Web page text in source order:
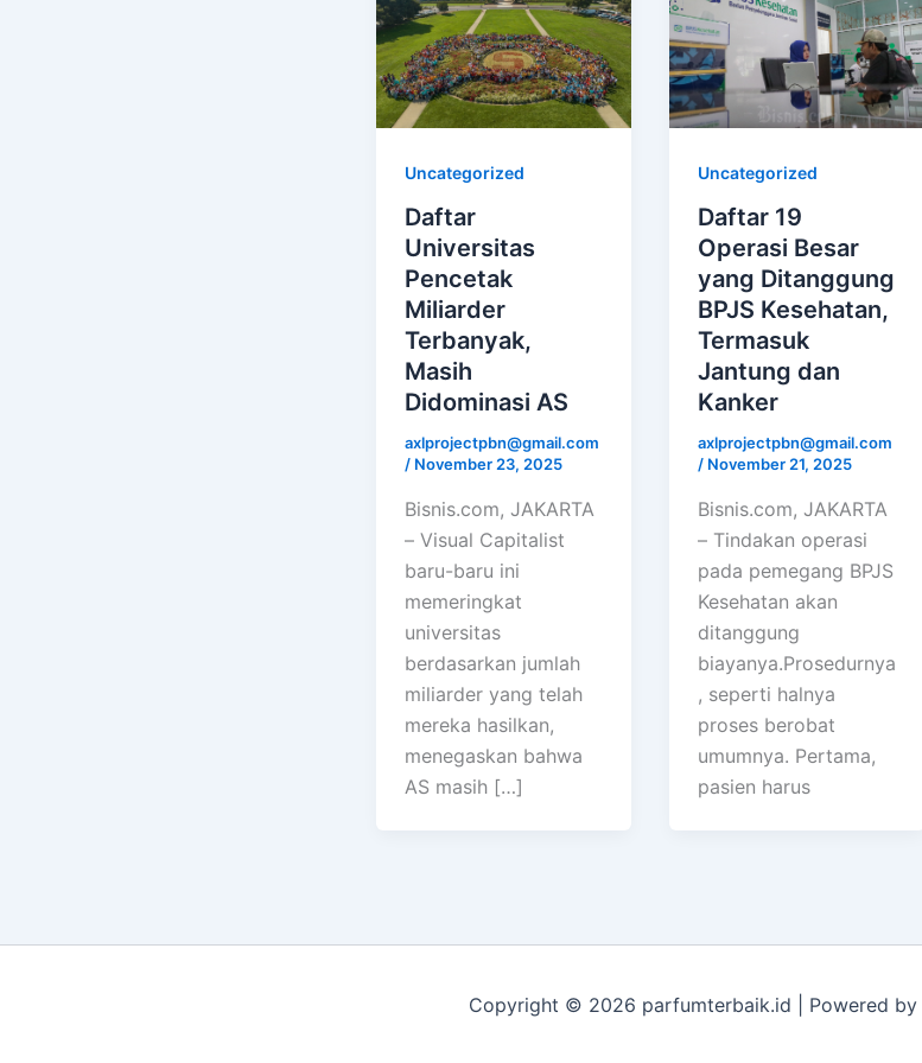
Uncategorized
Daftar
Universitas
Pencetak
Miliarder
Terbanyak,
Masih
Didominasi AS
axlprojectpbn@gmail.com
/ November 23, 2025
Bisnis.com, JAKARTA
– Visual Capitalist
baru-baru ini
memeringkat
universitas
berdasarkan jumlah
miliarder yang telah
mereka hasilkan,
menegaskan bahwa
AS masih […]
Uncategorized
Daftar 19
Operasi Besar
yang Ditanggung
BPJS Kesehatan,
Termasuk
Jantung dan
Kanker
axlprojectpbn@gmail.com
/ November 21, 2025
Bisnis.com, JAKARTA
– Tindakan operasi
pada pemegang BPJS
Kesehatan akan
ditanggung
biayanya.Prosedurnya
, seperti halnya
proses berobat
umumnya. Pertama,
pasien harus
Copyright © 2026 parfumterbaik.id | Powered by